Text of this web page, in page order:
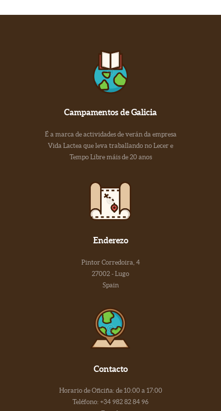
Campamentos de Galicia
É a marca de actividades de verán da empresa
Vida Lactea que leva traballando no Lecer e
Tempo Libre máis de 20 anos
Enderezo
Pintor Corredoira, 4
27002 - Lugo
Spain
Contacto
Horario de Oficiña: de 10:00 a 17:00
Teléfono: +34 982 82 84 96